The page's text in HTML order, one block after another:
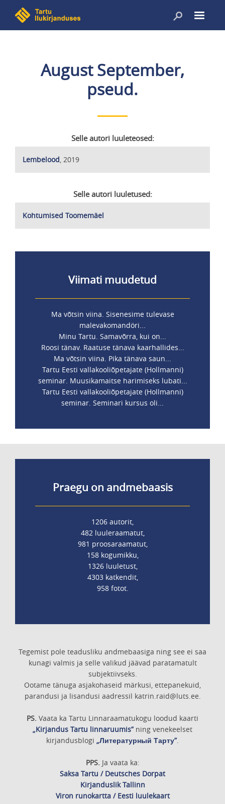
edasi
August September,
pseud.
Selle autori luuleteosed:
Lembelood, 2019
Selle autori luuletused:
Kohtumised Toomemäel
Viimati muudetud
Ma võtsin viina. Sisenesime tulevase
malevakomandöri...
Minu Tartu. Samavõrra, kui on...
Roosi tänav. Raatuse tänava kaarhallides...
Ma võtsin viina. Pika tänava saun...
Tartu Eesti vallakooliõpetajate (Hollmanni)
seminar. Muusikamaitse harimiseks lubati...
Tartu Eesti vallakooliõpetajate (Hollmanni)
seminar. Seminari kursus oli...
Praegu on andmebaasis
1206 autorit,
482 luuleraamatut,
981 proosaraamatut,
158 kogumikku,
1326 luuletust,
4303 katkendit,
958 fotot.
Tegemist pole teadusliku andmebaasiga ning see ei saa
kunagi valmis ja selle valikud jäävad paratamatult
subjektiivseks.
Ootame tänuga asjakohaseid märkusi, ettepanekuid,
parandusi ja lisandusi aadressil katrin.raid@luts.ee.
PS. Vaata ka Tartu Linnaraamatukogu loodud kaarti
„Kirjandus Tartu linnaruumis”ning venekeelset
kirjandusblogi „Литературный Тарту”.
PPS. Ja vaata ka:
Saksa Tartu / Deutsches Dorpat
Kirjanduslik Tallinn
Viron runokartta / Eesti luulekaart